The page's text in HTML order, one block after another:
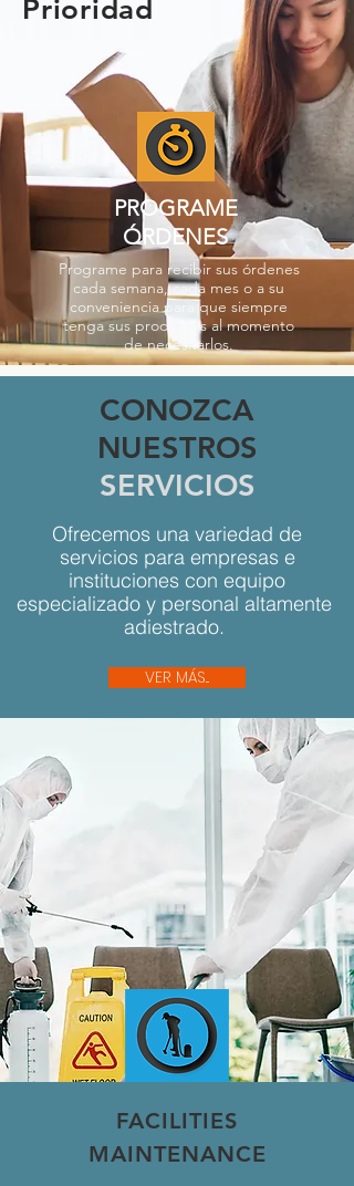
Prioridad
PROGRAME
ÓRDENES
Programe para recibir sus órdenes
cada semana, cada mes o a su
conveniencia para que siempre
tenga sus productos al momento
de necesitarlos.
CONOZCA
NUESTROS
SERVICIOS
Ofrecemos una variedad de
servicios para empresas e
instituciones con equipo
especializado y personal altamente
adiestrado.
VER MÁS...
FACILITIES
MAINTENANCE